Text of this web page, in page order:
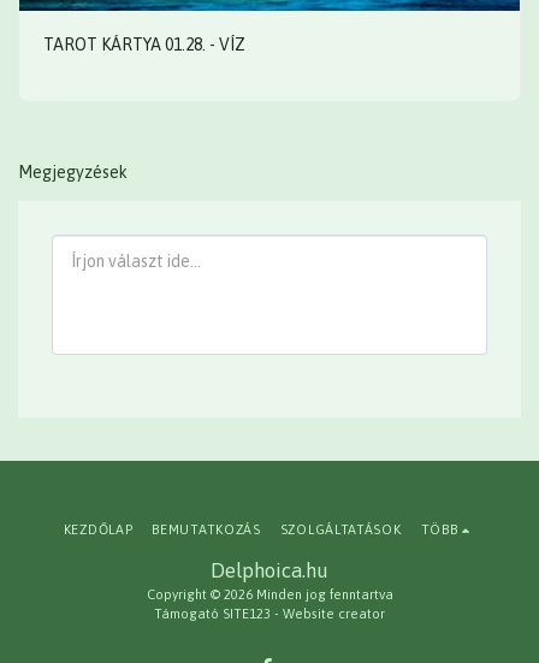
TAROT KÁRTYA 01.28. - VÍZ
Megjegyzések
Delphoica.hu
Copyright © 2026 Minden jog fenntartva
Támogató SITE123 - Website creator
KEZDŐLAP BEMUTATKOZÁS SZOLGÁLTATÁSOK TÖBB